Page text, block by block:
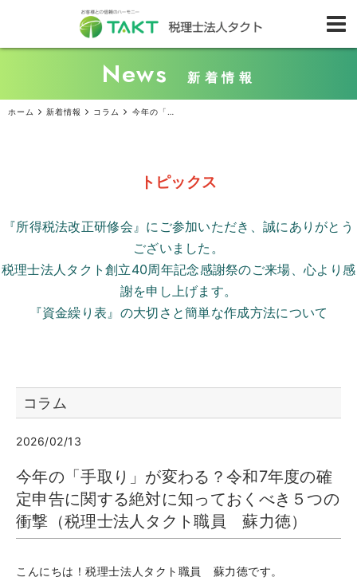
News 新着情報
ホーム 新着情報 コラム 今年の「手取り」が変わる？令和7年度の確定申告に関する絶対に知っておくべき...
トピックス
『所得税法改正研修会』にご参加いただき、誠にありがとう
ございました。
税理士法人タクト創立40周年記念感謝祭のご来場、心より感
謝を申し上げます。
『資金繰り表』の大切さと簡単な作成方法について
コラム
2026/02/13
今年の「手取り」が変わる？令和7年度の確
定申告に関する絶対に知っておくべき５つの
衝撃（税理士法人タクト職員 蘇力徳）
こんにちは！税理士法人タクト職員 蘇力徳です。